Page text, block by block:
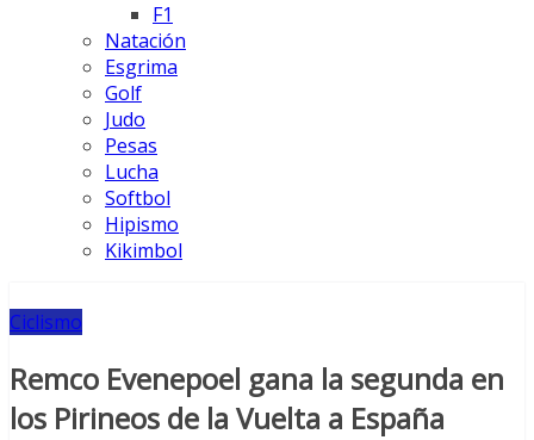
F1
Natación
Esgrima
Golf
Judo
Pesas
Lucha
Softbol
Hipismo
Kikimbol
Ciclismo
Remco Evenepoel gana la segunda en
los Pirineos de la Vuelta a España